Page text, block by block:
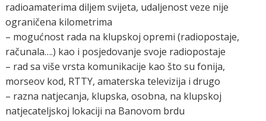
radioamaterima diljem svijeta, udaljenost veze nije
ograničena kilometrima
– mogućnost rada na klupskoj opremi (radiopostaje,
računala….) kao i posjedovanje svoje radiopostaje
– rad sa više vrsta komunikacije kao što su fonija,
morseov kod, RTTY, amaterska televizija i drugo
– razna natjecanja, klupska, osobna, na klupskoj
natjecateljskoj lokaciji na Banovom brdu